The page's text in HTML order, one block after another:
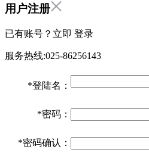
用户注册
已有账号？立即 登录
服务热线:025-86256143
*登陆名：
*密码：
*密码确认：